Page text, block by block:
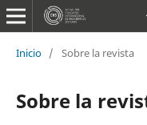
Inicio / Sobre la revista
Sobre la